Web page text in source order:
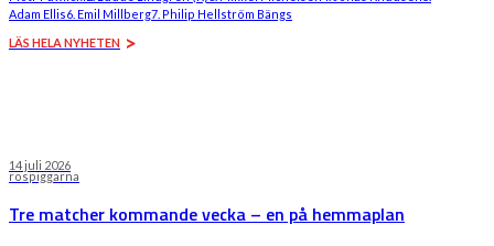
⁠Adam Ellis6. ⁠Emil Millberg7. ⁠Philip Hellström Bängs
LÄS HELA NYHETEN
14 juli 2026
rospiggarna
Tre matcher kommande vecka – en på hemmaplan